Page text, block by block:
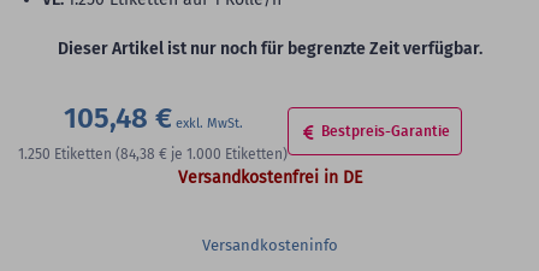
Dieser Artikel ist nur noch für begrenzte Zeit verfügbar.
105,48 €
1.250 Etiketten (84,38 € je 1.000 Etiketten)
Bestpreis-Garantie
Versandkostenfrei in DE
Versandkosteninfo